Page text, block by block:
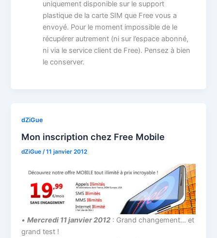
uniquement disponible sur le support
plastique de la carte SIM que Free vous a
envoyé. Pour le moment impossible de le
récupérer autrement (ni sur l’espace abonné,
ni via le service client de Free). Pensez à bien
le conserver.
dZiGue
Mon inscription chez Free Mobile
dZiGue /11 janvier 2012
•Mercredi 11 janvier 2012 : Grand changement… et
grand test !